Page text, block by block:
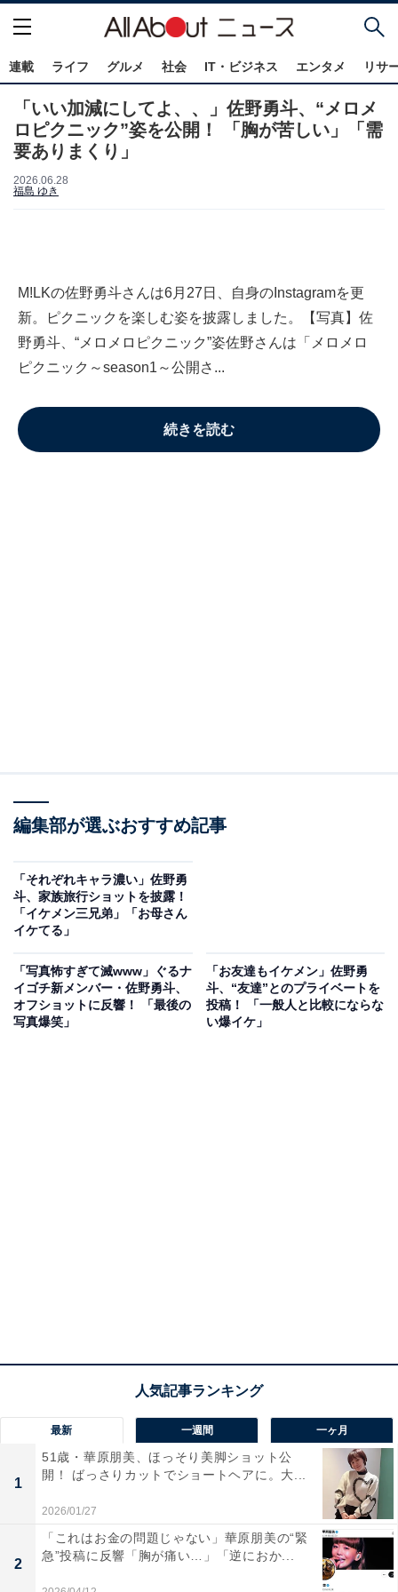
連載 ライフ グルメ 社会 IT・ビジネス エンタメ リサ
「いい加減にしてよ、、」佐野勇斗、“メロメ
ロピクニック”姿を公開！ 「胸が苦しい」「需
要ありまくり」
2026.06.28
福島 ゆき
M!LKの佐野勇斗さんは6月27日、自身のInstagramを更
新。ピクニックを楽しむ姿を披露しました。【写真】佐
野勇斗、“メロメロピクニック”姿佐野さんは「メロメロ
ピクニック～season1～公開さ...
続きを読む
編集部が選ぶおすすめ記事
「それぞれキャラ濃い」佐野勇
斗、家族旅行ショットを披露！
「イケメン三兄弟」「お母さん
イケてる」
「写真怖すぎて滅www」ぐるナ
イゴチ新メンバー・佐野勇斗、
オフショットに反響！ 「最後の
写真爆笑」
「お友達もイケメン」佐野勇
斗、“友達”とのプライベートを
投稿！ 「一般人と比較にならな
い爆イケ」
最新 一週間 一ヶ月
1
51歳・華原朋美、ほっそり美脚ショット公
開！ ばっさりカットでショートヘアに。大...
2026/01/27
2
「これはお金の問題じゃない」華原朋美の“緊
急”投稿に反響「胸が痛い…」「逆におか...